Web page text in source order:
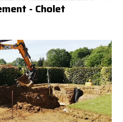
- Cholet